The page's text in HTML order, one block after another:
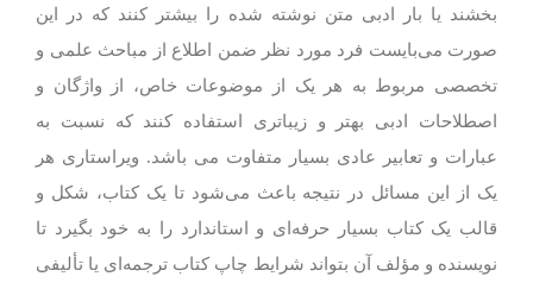
بخشند یا بار ادبی متن نوشته شده را بیشتر کنند که در این
صورت می‌بایست فرد مورد نظر ضمن اطلاع از مباحث علمی و
تخصصی مربوط به هر یک از موضوعات خاص، از واژگان و
اصطلاحات ادبی بهتر و زیباتری استفاده کنند که نسبت به
عبارات و تعابیر عادی بسیار متفاوت می باشد. ویراستاری هر
یک از این مسائل در نتیجه باعث می‌شود تا یک کتاب، شکل و
قالب یک کتاب بسیار حرفه‌ای و استاندارد را به خود بگیرد تا
نویسنده و مؤلف آن بتواند شرایط چاپ کتاب ترجمه‌ای یا تألیفی